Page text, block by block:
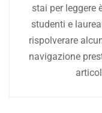
stai per leggere
studenti e
rispolverare
navigazione